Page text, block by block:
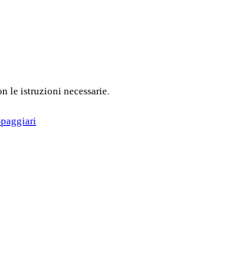
le istruzioni necessarie.